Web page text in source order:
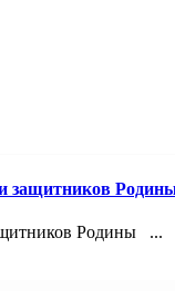
защитников
Родины ...